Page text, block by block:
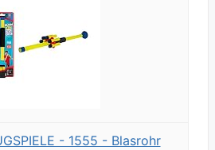
- 1555 - Blasrohr